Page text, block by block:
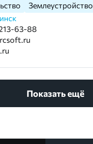
Землеустройство
63-88
Показать ещё